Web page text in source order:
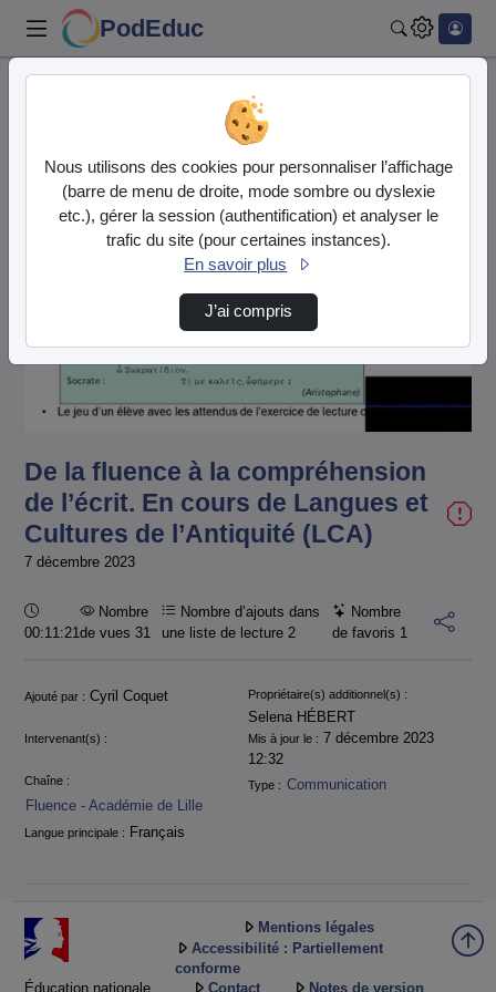
PodEduc
De la fluence à la compréhension de l’écrit.…
Lire
la
De la fluence à la compréhension
de l’écrit. En cours de Langues et
Cultures de l’Antiquité (LCA)
7 décembre 2023
Durée :
00:11:21
Nombre
de vues 31
Nombre d’ajouts dans
une liste de lecture 2
Nombre
de favoris 1
Informations
Ajouté par : Cyril Coquet Propriétaire(s) additionnel(s) :
Selena HÉBERT
Intervenant(s) : Mis à jour le : 7 décembre 2023
12:32
Chaîne :
Fluence - Académie de Lille
Type : Communication
Langue principale : Français
Éducation nationale
Mentions légales
Accessibilité : Partiellement
conforme
Contact
Notes de version
Nous utilisons des cookies pour personnaliser l’affichage
(barre de menu de droite, mode sombre ou dyslexie
etc.), gérer la session (authentification) et analyser le
trafic du site (pour certaines instances).
En savoir plus
J’ai compris